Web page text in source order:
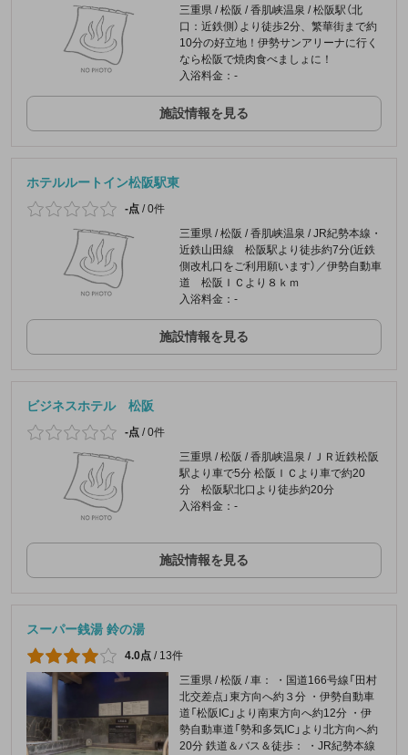
三重県 / 松阪 / 香肌峡温泉 / 松阪駅（北
口：近鉄側）より徒歩2分、繁華街まで約
10分の好立地！伊勢サンアリーナに行く
なら松阪で焼肉食べましょに！
入浴料金：-
施設情報を見る
ホテルルートイン松阪駅東
-点 /0件
三重県 / 松阪 / 香肌峡温泉 / JR紀勢本線・
近鉄山田線 松阪駅より徒歩約7分(近鉄
側改札口をご利用願います）／伊勢自動車
道 松阪ＩＣより８ｋｍ
入浴料金：-
施設情報を見る
ビジネスホテル 松阪
-点 /0件
三重県 / 松阪 / 香肌峡温泉 / ＪＲ近鉄松阪
駅より車で5分 松阪ＩＣより車で約20
分 松阪駅北口より徒歩約20分
入浴料金：-
施設情報を見る
スーパー銭湯 鈴の湯
4.0点 / 13件
三重県 / 松阪 / 車： ・国道166号線「田村
北交差点」東方向へ約３分 ・伊勢自動車
道「松阪IC」より南東方向へ約12分 ・伊
勢自動車道「勢和多気IC」より北方向へ約
20分 鉄道＆バス＆徒歩： ・JR紀勢本線